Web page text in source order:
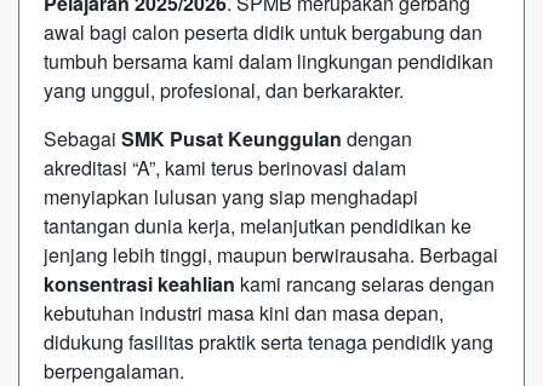
awal bagi calon peserta didik untuk bergabung dan
tumbuh bersama kami dalam lingkungan pendidikan
yang unggul, profesional, dan berkarakter.
Sebagai SMK Pusat Keunggulan dengan
akreditasi “A”, kami terus berinovasi dalam
menyiapkan lulusan yang siap menghadapi
tantangan dunia kerja, melanjutkan pendidikan ke
jenjang lebih tinggi, maupun berwirausaha. Berbagai
konsentrasi keahlian kami rancang selaras dengan
kebutuhan industri masa kini dan masa depan,
didukung fasilitas praktik serta tenaga pendidik yang
berpengalaman.